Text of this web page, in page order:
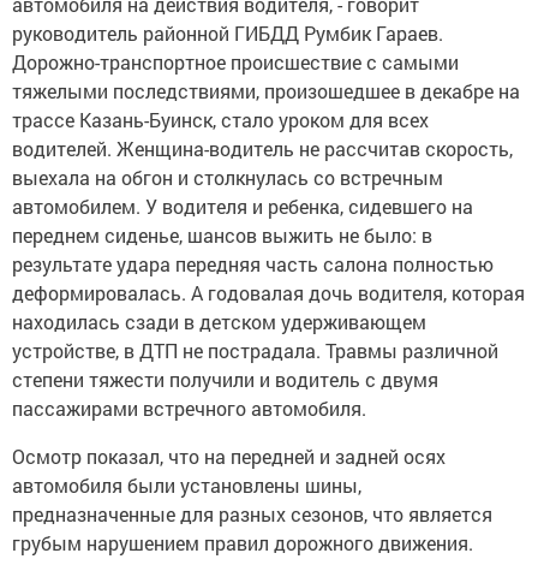
руководитель районной ГИБДД Румбик Гараев.
Дорожно-транспортное происшествие с самыми
тяжелыми последствиями, произошедшее в декабре на
трассе Казань-Буинск, стало уроком для всех
водителей. Женщина-водитель не рассчитав скорость,
выехала на обгон и столкнулась со встречным
автомобилем. У водителя и ребенка, сидевшего на
переднем сиденье, шансов выжить не было: в
результате удара передняя часть салона полностью
деформировалась. А годовалая дочь водителя, которая
находилась сзади в детском удерживающем
устройстве, в ДТП не пострадала. Травмы различной
степени тяжести получили и водитель с двумя
пассажирами встречного автомобиля.
Осмотр показал, что на передней и задней осях
автомобиля были установлены шины,
предназначенные для разных сезонов, что является
грубым нарушением правил дорожного движения.